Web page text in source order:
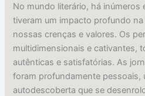
No mundo literário, há inúmeros
tiveram um impacto profundo
nossas crenças e valores. Os
multidimensionais e cativantes,
autênticas e satisfatórias. As
foram profundamente pessoais,
autodescoberta que se